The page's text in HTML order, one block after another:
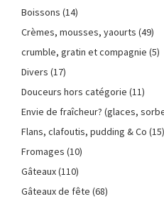
Boissons (14)
Crèmes, mousses, yaourts (49)
crumble, gratin et compagnie (5)
Divers (17)
Douceurs hors catégorie (11)
Envie de fraîcheur? (glaces,
Flans, clafoutis, pudding & Co (15)
Fromages (10)
Gâteaux(110)
Gâteaux de fête (68)